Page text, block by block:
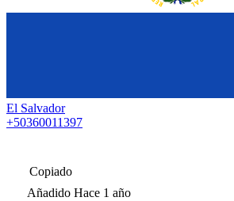
El Salvador
+50360011397
Copiado
Añadido Hace 1 año